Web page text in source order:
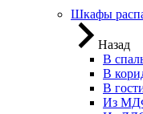
Шкафы
Назад
В
В
В
Из